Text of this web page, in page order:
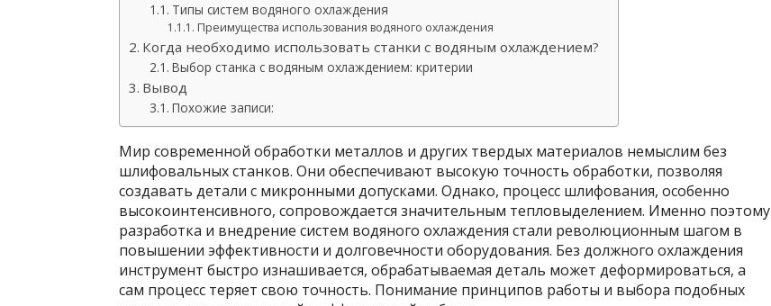
Типы систем водяного охлаждения
Преимущества использования водяного охлаждения
Когда необходимо использовать станки с водяным охлаждением?
Выбор станка с водяным охлаждением: критерии
Вывод
Похожие записи:
Мир современной обработки металлов и других твердых материалов немыслим без
шлифовальных станков. Они обеспечивают высокую точность обработки, позволяя
создавать детали с микронными допусками. Однако, процесс шлифования, особенно
высокоинтенсивного, сопровождается значительным тепловыделением. Именно поэтому
разработка и внедрение систем водяного охлаждения стали революционным шагом в
повышении эффективности и долговечности оборудования. Без должного охлаждения
инструмент быстро изнашивается, обрабатываемая деталь может деформироваться, а
сам процесс теряет свою точность. Понимание принципов работы и выбора подобных